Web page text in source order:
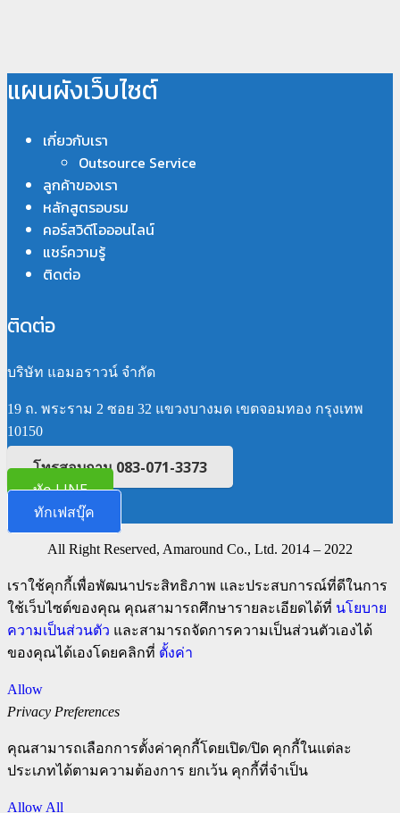
แผนผังเว็บไซต์
เกี่ยวกับเรา
Outsource Service
ลูกค้าของเรา
หลักสูตรอบรม
คอร์สวิดีโอออนไลน์
แชร์ความรู้
ติดต่อ
ติดต่อ
บริษัท แอมอราวน์ จำกัด
19 ถ. พระราม 2 ซอย 32 แขวงบางมด เขตจอมทอง กรุงเทพ
10150
โทรสอบถาม 083-071-3373
ทัก LINE
ทักเฟสบุ๊ค
All Right Reserved, Amaround Co., Ltd. 2014 – 2022
เราใช้คุกกี้เพื่อพัฒนาประสิทธิภาพ และประสบการณ์ที่ดีในการ
ใช้เว็บไซต์ของคุณ คุณสามารถศึกษารายละเอียดได้ที่ นโยบาย
ความเป็นส่วนตัว และสามารถจัดการความเป็นส่วนตัวเองได้
ของคุณได้เองโดยคลิกที่ ตั้งค่า
Allow
Privacy Preferences
คุณสามารถเลือกการตั้งค่าคุกกี้โดยเปิด/ปิด คุกกี้ในแต่ละ
ประเภทได้ตามความต้องการ ยกเว้น คุกกี้ที่จำเป็น
Allow All